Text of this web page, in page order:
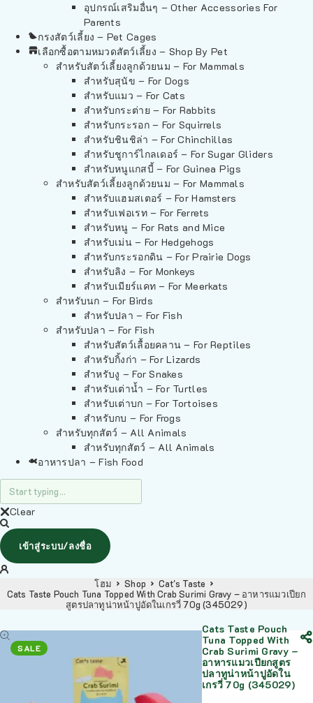
อุปกรณ์เสริมอื่นๆ – Other Accessories For
Parents
กรงสัตว์เลี้ยง – Pet Cages
เลือกซื้อตามหมวดสัตว์เลี้ยง – Shop By Pet
สำหรับสัตว์เลี้ยงลูกด้วยนม – For Mammals
สำหรับสุนัข – For Dogs
สำหรับแมว – For Cats
สำหรับกระต่าย – For Rabbits
สำหรับกระรอก – For Squirrels
สำหรับชินชิล่า – For Chinchillas
สำหรับชูการ์ไกลเดอร์ – For Sugar Gliders
สำหรับหนูแกสบี้ – For Guinea Pigs
สำหรับสัตว์เลี้ยงลูกด้วยนม – For Mammals
สำหรับแฮมสเตอร์ – For Hamsters
สำหรับเฟอเรท – For Ferrets
สำหรับหนู – For Rats and Mice
สำหรับเม่น – For Hedgehogs
สำหรับกระรอกดิน – For Prairie Dogs
สำหรับลิง – For Monkeys
สำหรับเมียร์แคท – For Meerkats
สำหรับนก – For Birds
สำหรับปลา – For Fish
สำหรับปลา – For Fish
สำหรับสัตว์เลื้อยคลาน – For Reptiles
สำหรับกิ้งก่า – For Lizards
สำหรับงู – For Snakes
สำหรับเต่าน้ำ – For Turtles
สำหรับเต่าบก – For Tortoises
สำหรับกบ – For Frogs
สำหรับทุกสัตว์ – All Animals
สำหรับทุกสัตว์ – All Animals
อาหารปลา – Fish Food
Clear
เข้าสู่ระบบ/ลงชื่อ
โฮม Shop
Cat's Taste
Cats Taste Pouch Tuna Topped With Crab Surimi Gravy – อาหารแมวเปียก
สูตรปลาทูน่าหน้าปูอัดในเกรวี่ 70g (345029)
SALE
Cats Taste Pouch
Tuna Topped With
Crab Surimi Gravy –
อาหารแมวเปียกสูตร
ปลาทูน่าหน้าปูอัดใน
เกรวี่ 70g (345029)